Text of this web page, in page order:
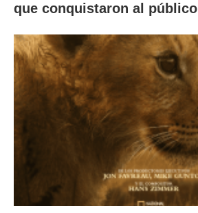
que conquistaron al público